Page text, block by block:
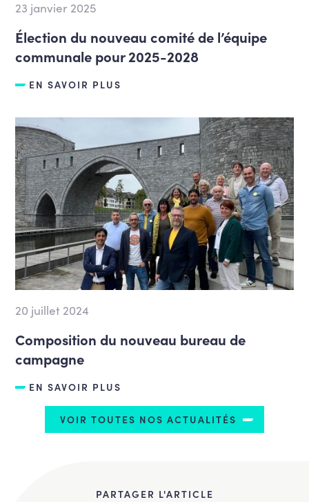
23 janvier 2025
Élection du nouveau comité de l’équipe
communale pour 2025-2028
EN SAVOIR PLUS
20 juillet 2024
Composition du nouveau bureau de
campagne
EN SAVOIR PLUS
VOIR TOUTES NOS ACTUALITÉS
PARTAGER L'ARTICLE